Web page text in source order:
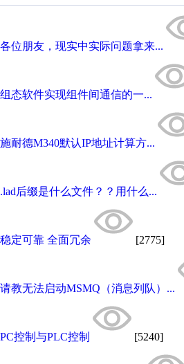
各位朋友，现实中实际问题拿来...
组态软件实现组件间通信的一...
施耐德M340默认IP地址计算方...
.lad后缀是什么文件？？用什么...
稳定可靠 全面冗余 [2775]
请教无法启动MSMQ（消息列队）...
PC控制与PLC控制 [5240]